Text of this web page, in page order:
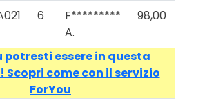
6
F*********
A.
98,00
potresti essere in questa
Scopri come con il servizio
ForYou